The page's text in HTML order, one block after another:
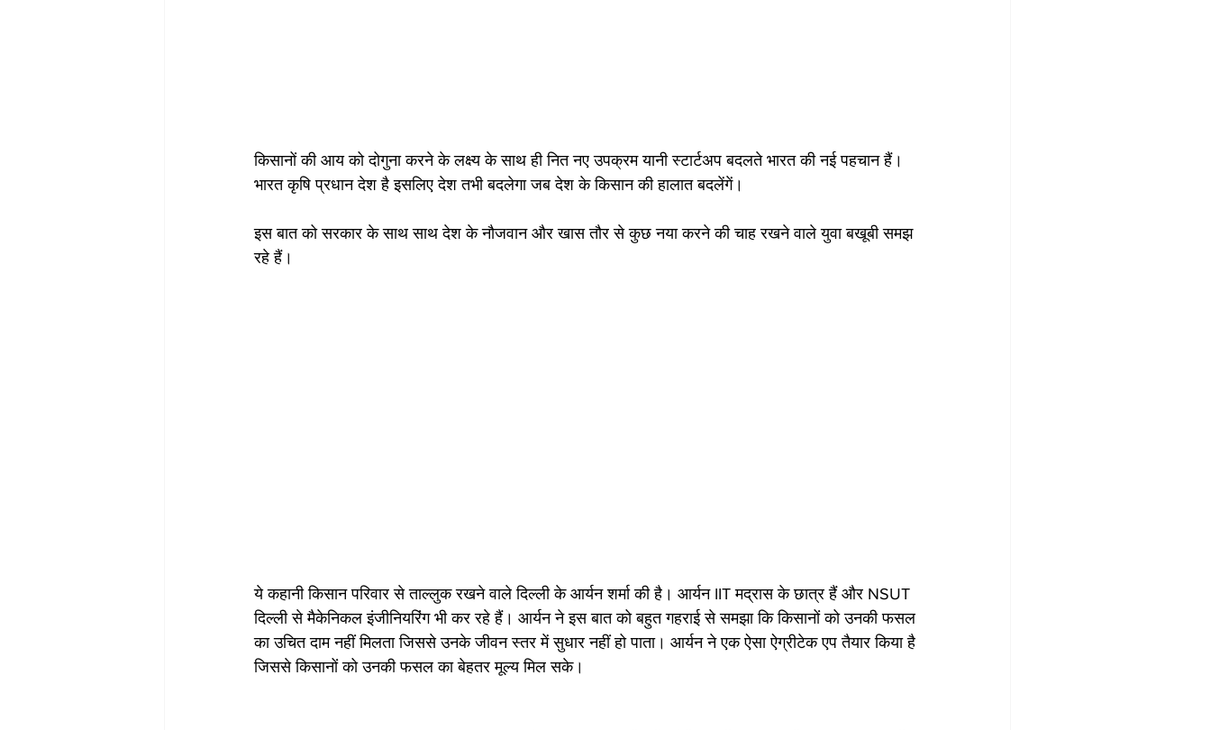
किसानों की आय को दोगुना करने के लक्ष्य के साथ ही नित नए उपक्रम यानी स्टार्टअप बदलते भारत की नई पहचान हैं।
भारत कृषि प्रधान देश है इसलिए देश तभी बदलेगा जब देश के किसान की हालात बदलेंगें।
इस बात को सरकार के साथ साथ देश के नौजवान और खास तौर से कुछ नया करने की चाह रखने वाले युवा बखूबी समझ
रहे हैं।
ये कहानी किसान परिवार से ताल्लुक रखने वाले दिल्ली के आर्यन शर्मा की है। आर्यन IIT मद्रास के छात्र हैं और NSUT
दिल्ली से मैकेनिकल इंजीनियरिंग भी कर रहे हैं। आर्यन ने इस बात को बहुत गहराई से समझा कि किसानों को उनकी फसल
का उचित दाम नहीं मिलता जिससे उनके जीवन स्तर में सुधार नहीं हो पाता। आर्यन ने एक ऐसा ऐग्रीटेक एप तैयार किया है
जिससे किसानों को उनकी फसल का बेहतर मूल्य मिल सके।